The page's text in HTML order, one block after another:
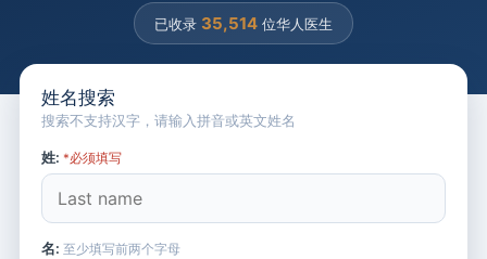
已收录 35,514 位华人医生
姓名搜索
搜索不支持汉字，请输入拼音或英文姓名
姓: *必须填写
名: 至少填写前两个字母